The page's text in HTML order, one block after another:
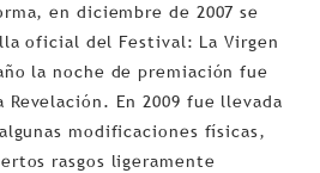
en diciembre de 2007 se
oficial del Festival: La Virgen
la noche de premiación fue
Revelación. En 2009 fue llevada
modificaciones fí­sicas,
rasgos ligeramente